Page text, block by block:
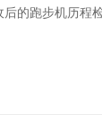
的跑步机历